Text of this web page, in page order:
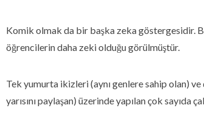
Komik olmak da bir başka zeka göstergesidir.
öğrencilerin daha zeki olduğu görülmüştür.
Tek yumurta ikizleri (aynı genlere sahip olan)
yarısını paylaşan) üzerinde yapılan çok sayıda